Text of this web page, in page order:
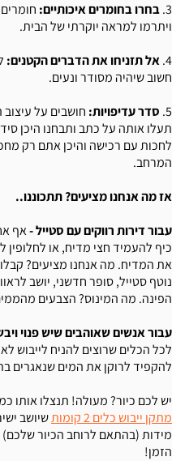
3. בחרו בחומרים איכותיים:
ויתרמו למראה יוקרתי של הבית.
4. אל תזניחו את הדברים הקטנים:
חשוב שיהיה מסודר ונעים.
5. סדר עדיפויות: חושבים על
תעלו אותה על כתב ותבחנו היכן
לחכות עם רכישה והיכן אתם רק
המרחב.
אז מה אנחנו מציעים? תתכוננו..
עבור דירות רווקים עם סטייל -אף
כיף להעמיד חצי מדיח, או לחלופין
נוטף סטייל, סופר חדשני, יושב
הפינה. מה המינוס? הצבעים
עבור אנשים שאוהבים שיש פנוי
לכל הכלים שרוצים להניח לייבוש
להקפיד לרוקן את המים שנאגרים
יש לכם כיור? מעולה! תנצלו אותו
מתקן ייבוש כלים 2 קומות
שיושב
מידות (בהתאם לרוחב הכיור
הזמן!